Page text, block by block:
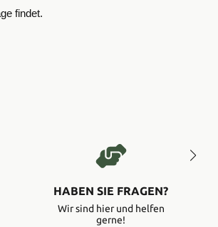
findet.
HABEN SIE FRAGEN?
Wir sind hier und helfen
gerne!